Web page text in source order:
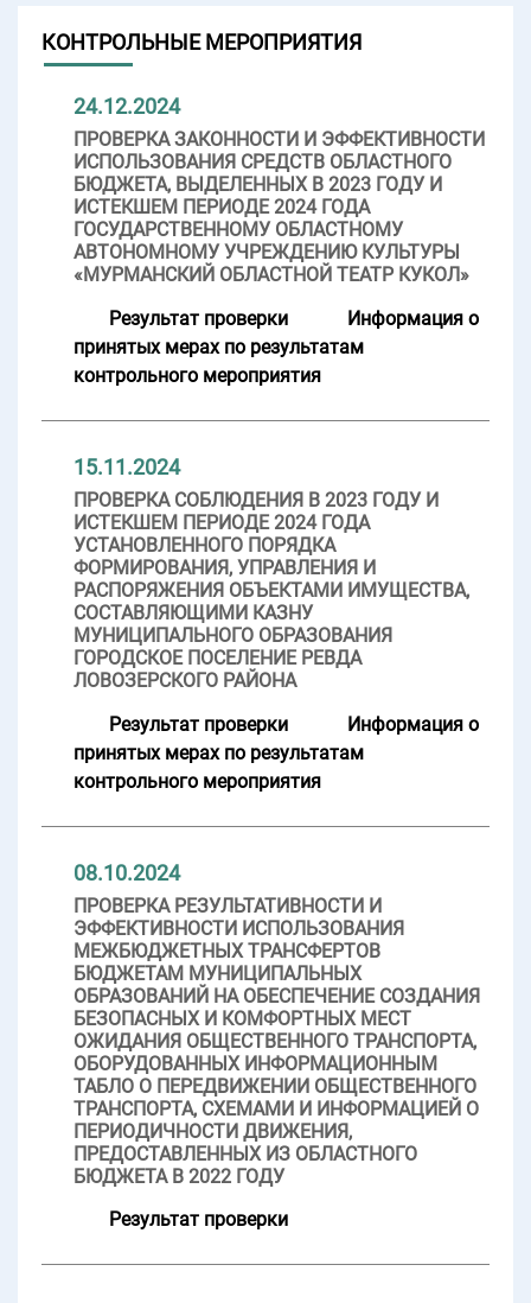
КОНТРОЛЬНЫЕ МЕРОПРИЯТИЯ
24.12.2024
ПРОВЕРКА ЗАКОННОСТИ И ЭФФЕКТИВНОСТИ
ИСПОЛЬЗОВАНИЯ СРЕДСТВ ОБЛАСТНОГО
БЮДЖЕТА, ВЫДЕЛЕННЫХ В 2023 ГОДУ И
ИСТЕКШЕМ ПЕРИОДЕ 2024 ГОДА
ГОСУДАРСТВЕННОМУ ОБЛАСТНОМУ
АВТОНОМНОМУ УЧРЕЖДЕНИЮ КУЛЬТУРЫ
«МУРМАНСКИЙ ОБЛАСТНОЙ ТЕАТР КУКОЛ»
Результат проверки
Информация о
принятых мерах по результатам
контрольного мероприятия
15.11.2024
ПРОВЕРКА СОБЛЮДЕНИЯ В 2023 ГОДУ И
ИСТЕКШЕМ ПЕРИОДЕ 2024 ГОДА
УСТАНОВЛЕННОГО ПОРЯДКА
ФОРМИРОВАНИЯ, УПРАВЛЕНИЯ И
РАСПОРЯЖЕНИЯ ОБЪЕКТАМИ ИМУЩЕСТВА,
СОСТАВЛЯЮЩИМИ КАЗНУ
МУНИЦИПАЛЬНОГО ОБРАЗОВАНИЯ
ГОРОДСКОЕ ПОСЕЛЕНИЕ РЕВДА
ЛОВОЗЕРСКОГО РАЙОНА
Результат проверки
Информация о
принятых мерах по результатам
контрольного мероприятия
08.10.2024
ПРОВЕРКА РЕЗУЛЬТАТИВНОСТИ И
ЭФФЕКТИВНОСТИ ИСПОЛЬЗОВАНИЯ
МЕЖБЮДЖЕТНЫХ ТРАНСФЕРТОВ
БЮДЖЕТАМ МУНИЦИПАЛЬНЫХ
ОБРАЗОВАНИЙ НА ОБЕСПЕЧЕНИЕ СОЗДАНИЯ
БЕЗОПАСНЫХ И КОМФОРТНЫХ МЕСТ
ОЖИДАНИЯ ОБЩЕСТВЕННОГО ТРАНСПОРТА,
ОБОРУДОВАННЫХ ИНФОРМАЦИОННЫМ
ТАБЛО О ПЕРЕДВИЖЕНИИ ОБЩЕСТВЕННОГО
ТРАНСПОРТА, СХЕМАМИ И ИНФОРМАЦИЕЙ О
ПЕРИОДИЧНОСТИ ДВИЖЕНИЯ,
ПРЕДОСТАВЛЕННЫХ ИЗ ОБЛАСТНОГО
БЮДЖЕТА В 2022 ГОДУ
Результат проверки